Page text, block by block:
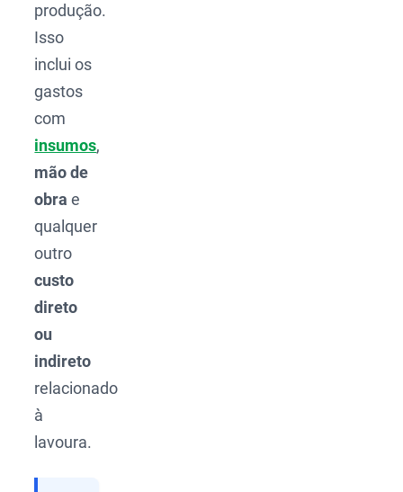
produção.
Isso
inclui os
gastos
com
insumos,
mão de
obra e
qualquer
outro
custo
direto
ou
indireto
relacionado
à
lavoura.